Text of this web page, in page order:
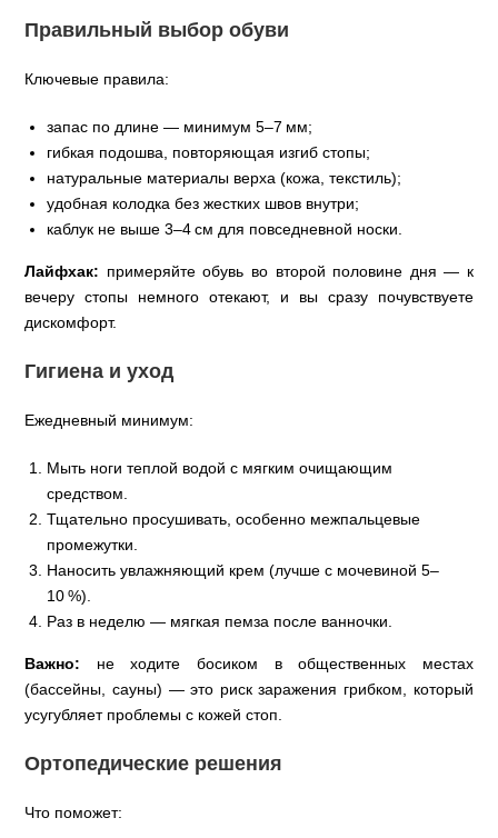
Правильный выбор обуви
Ключевые правила:
запас по длине — минимум 5–7 мм;
гибкая подошва, повторяющая изгиб стопы;
натуральные материалы верха (кожа, текстиль);
удобная колодка без жестких швов внутри;
каблук не выше 3–4 см для повседневной носки.
Лайфхак: примеряйте обувь во второй половине дня — к
вечеру стопы немного отекают, и вы сразу почувствуете
дискомфорт.
Гигиена и уход
Ежедневный минимум:
Мыть ноги теплой водой с мягким очищающим
средством.
Тщательно просушивать, особенно межпальцевые
промежутки.
Наносить увлажняющий крем (лучше с мочевиной 5–
10 %).
Раз в неделю — мягкая пемза после ванночки.
Важно: не ходите босиком в общественных местах
(бассейны, сауны) — это риск заражения грибком, который
усугубляет проблемы с кожей стоп.
Ортопедические решения
Что поможет: